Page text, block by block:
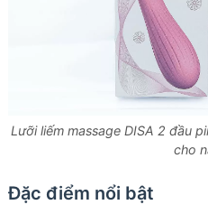
Lưỡi liếm massage DISA 2 đầu
cho
Đặc điểm nổi bật